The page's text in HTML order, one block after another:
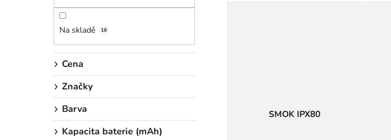
Na skladě 16
Cena
Značky
Barva
Kapacita baterie (mAh)
SMOK IPX80